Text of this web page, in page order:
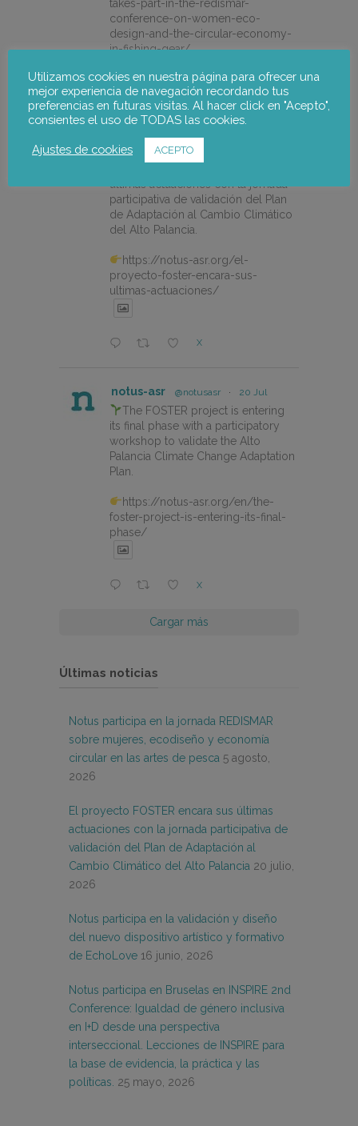
takes-part-in-the-redismar-
conference-on-women-eco-
design-and-the-circular-economy-
in-fishing-gear/
X
notus-asr @notusasr
últimas actuaciones con la jornada
participativa de validación del Plan
de Adaptación al Cambio Climático
del Alto Palancia.
https://notus-asr.org/el-
proyecto-foster-encara-sus-
ultimas-actuaciones/
X
notus-asr @notusasr · 20 Jul
The FOSTER project is entering
its final phase with a participatory
workshop to validate the Alto
Palancia Climate Change Adaptation
Plan.
https://notus-asr.org/en/the-
foster-project-is-entering-its-final-
phase/
X
Cargar más
Últimas noticias
Notus participa en la jornada REDISMAR
sobre mujeres, ecodiseño y economía
circular en las artes de pesca 5 agosto,
2026
El proyecto FOSTER encara sus últimas
actuaciones con la jornada participativa de
validación del Plan de Adaptación al
Cambio Climático del Alto Palancia 20 julio,
2026
Notus participa en la validación y diseño
del nuevo dispositivo artístico y formativo
de EchoLove 16 junio, 2026
Notus participa en Bruselas en INSPIRE 2nd
Conference: Igualdad de género inclusiva
en I+D desde una perspectiva
interseccional. Lecciones de INSPIRE para
la base de evidencia, la práctica y las
políticas. 25 mayo, 2026
Utilizamos cookies en nuestra página para ofrecer una
mejor experiencia de navegación recordando tus
preferencias en futuras visitas. Al hacer click en "Acepto",
consientes el uso de TODAS las cookies.
Ajustes de cookies ACEPTO